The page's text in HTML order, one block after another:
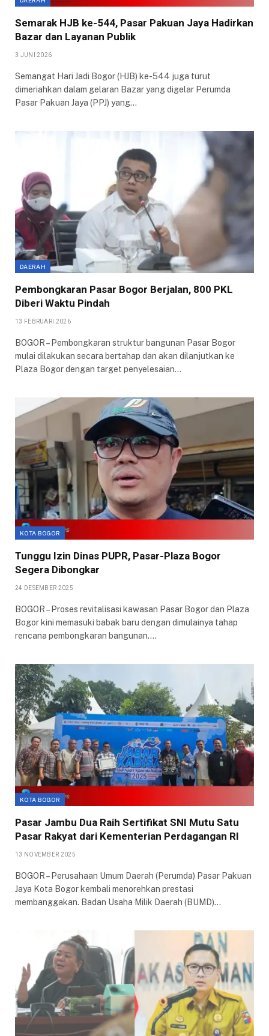
Semarak HJB ke-544, Pasar Pakuan Jaya Hadirkan
Bazar dan Layanan Publik
3 JUNI 2026
Semangat Hari Jadi Bogor (HJB) ke-544 juga turut
dimeriahkan dalam gelaran Bazar yang digelar Perumda
Pasar Pakuan Jaya (PPJ) yang…
DAERAH
Pembongkaran Pasar Bogor Berjalan, 800 PKL
Diberi Waktu Pindah
13 FEBRUARI 2026
BOGOR – Pembongkaran struktur bangunan Pasar Bogor
mulai dilakukan secara bertahap dan akan dilanjutkan ke
Plaza Bogor dengan target penyelesaian…
KOTA BOGOR
Tunggu Izin Dinas PUPR, Pasar-Plaza Bogor
Segera Dibongkar
24 DESEMBER 2025
BOGOR – Proses revitalisasi kawasan Pasar Bogor dan Plaza
Bogor kini memasuki babak baru dengan dimulainya tahap
rencana pembongkaran bangunan.…
KOTA BOGOR
Pasar Jambu Dua Raih Sertifikat SNI Mutu Satu
Pasar Rakyat dari Kementerian Perdagangan RI
13 NOVEMBER 2025
BOGOR – Perusahaan Umum Daerah (Perumda) Pasar Pakuan
Jaya Kota Bogor kembali menorehkan prestasi
membanggakan. Badan Usaha Milik Daerah (BUMD)…